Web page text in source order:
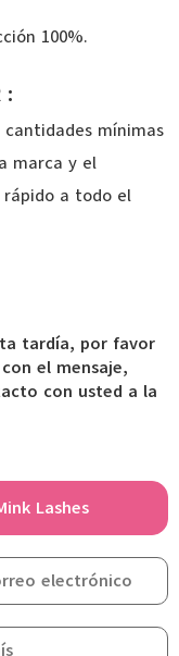
100%.
:
mínimas
marca y el
rápido a todo el
tardía, por favor
el mensaje,
con usted a la